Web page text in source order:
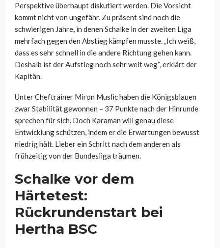
Perspektive überhaupt diskutiert werden. Die Vorsicht
kommt nicht von ungefähr. Zu präsent sind noch die
schwierigen Jahre, in denen Schalke in der zweiten Liga
mehrfach gegen den Abstieg kämpfen musste. „Ich weiß,
dass es sehr schnell in die andere Richtung gehen kann.
Deshalb ist der Aufstieg noch sehr weit weg“, erklärt der
Kapitän.
Unter Cheftrainer Miron Muslic haben die Königsblauen
zwar Stabilität gewonnen – 37 Punkte nach der Hinrunde
sprechen für sich. Doch Karaman will genau diese
Entwicklung schützen, indem er die Erwartungen bewusst
niedrig hält. Lieber ein Schritt nach dem anderen als
frühzeitig von der Bundesliga träumen.
Schalke vor dem
Härtetest:
Rückrundenstart bei
Hertha BSC